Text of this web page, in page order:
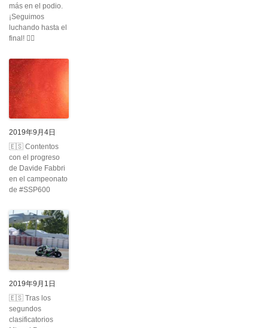
más en el podio.
¡Seguimos
luchando hasta el
final! ✊🏼
2019年9月4日
🇪🇸 Contentos
con el progreso
de Davide Fabbri
en el campeonato
de #SSP600
2019年9月1日
🇪🇸 Tras los
segundos
clasificatorios